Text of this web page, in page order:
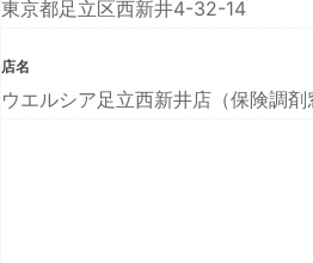
東京都足立区西新井4-32-14
店名
ウエルシア足立西新井店（保険調剤